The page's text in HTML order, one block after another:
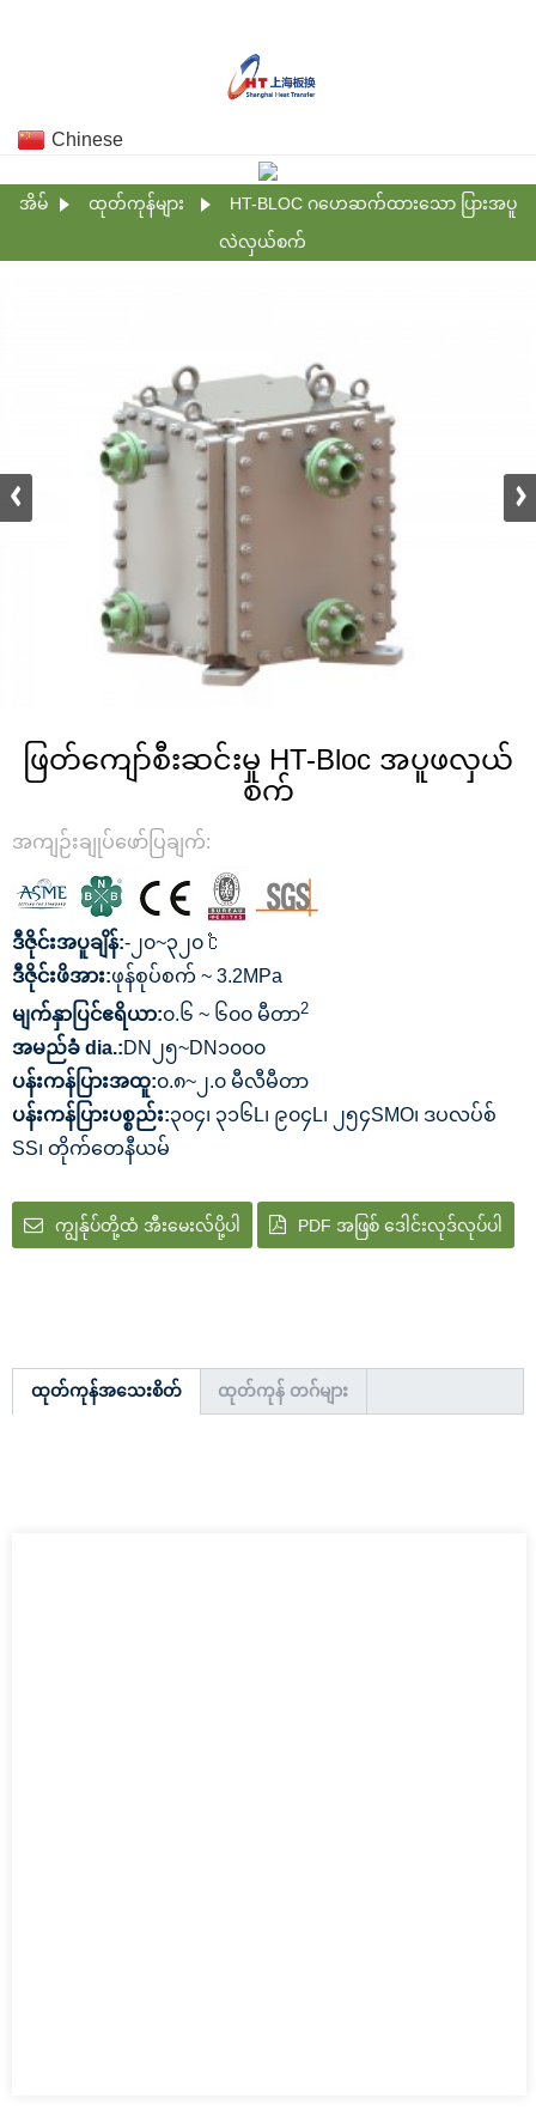
Chinese
အိမ် ထုတ်ကုန်များ
HT-BLOC ဂဟေဆက်ထားသော ပြားအပူ
လဲလှယ်စက်
ဖြတ်ကျော်စီးဆင်းမှု HT-Bloc အပူဖလှယ်
စက်
အကျဉ်းချုပ်ဖော်ပြချက်:
ဒီဇိုင်းအပူချိန်:-၂၀~၃၂၀ ℃
ဒီဇိုင်းဖိအား:ဖုန်စုပ်စက် ~ 3.2MPa
မျက်နှာပြင်ဧရိယာ:၀.၆ ~ ၆၀၀ မီတာ2
အမည်ခံ dia.:DN၂၅~DN၁၀၀၀
ပန်းကန်ပြားအထူ:၀.၈~၂.၀ မီလီမီတာ
ပန်းကန်ပြားပစ္စည်း:၃၀၄၊ ၃၁၆L၊ ၉၀၄L၊ ၂၅၄SMO၊ ဒပလပ်စ်
SS၊ တိုက်တေနီယမ်
ကျွန်ုပ်တို့ထံ အီးမေးလ်ပို့ပါ PDF အဖြစ် ဒေါင်းလုဒ်လုပ်ပါ
ထုတ်ကုန်အသေးစိတ် ထုတ်ကုန် တဂ်များ